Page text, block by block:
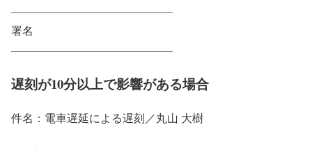
——————————————–
署名
——————————————–
遅刻が10分以上で影響がある場合
件名：電車遅延による遅刻／丸山 大樹